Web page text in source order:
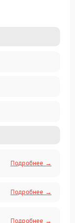
Подробнее →
Подробнее →
Подробнее →